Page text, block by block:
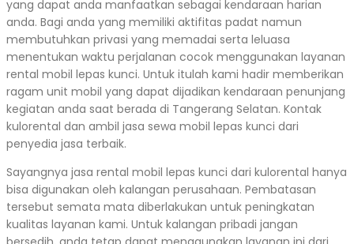
yang dapat anda manfaatkan sebagai kendaraan harian
anda. Bagi anda yang memiliki aktifitas padat namun
membutuhkan privasi yang memadai serta leluasa
menentukan waktu perjalanan cocok menggunakan layanan
rental mobil lepas kunci. Untuk itulah kami hadir memberikan
ragam unit mobil yang dapat dijadikan kendaraan penunjang
kegiatan anda saat berada di Tangerang Selatan. Kontak
kulorental dan ambil jasa sewa mobil lepas kunci dari
penyedia jasa terbaik.
Sayangnya jasa rental mobil lepas kunci dari kulorental hanya
bisa digunakan oleh kalangan perusahaan. Pembatasan
tersebut semata mata diberlakukan untuk peningkatan
kualitas layanan kami. Untuk kalangan pribadi jangan